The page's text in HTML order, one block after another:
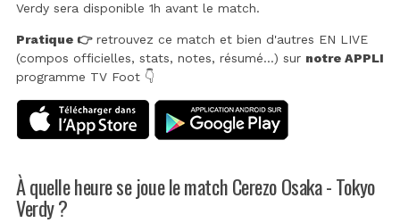
Verdy sera disponible 1h avant le match.
Pratique 👉retrouvez ce match et bien d'autres EN LIVE
(compos officielles, stats, notes, résumé...) sur notre APPLI
programme TV Foot 👇
À quelle heure se joue le match Cerezo Osaka - Tokyo
Verdy ?